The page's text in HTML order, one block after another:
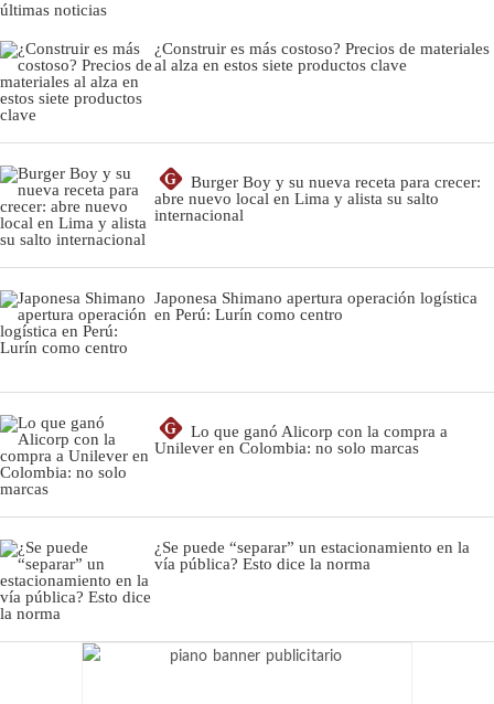
últimas noticias
¿Construir es más costoso? Precios de materiales
al alza en estos siete productos clave
G
Burger Boy y su nueva receta para crecer:
abre nuevo local en Lima y alista su salto
internacional
Japonesa Shimano apertura operación logística
en Perú: Lurín como centro
G
Lo que ganó Alicorp con la compra a
Unilever en Colombia: no solo marcas
¿Se puede “separar” un estacionamiento en la
vía pública? Esto dice la norma